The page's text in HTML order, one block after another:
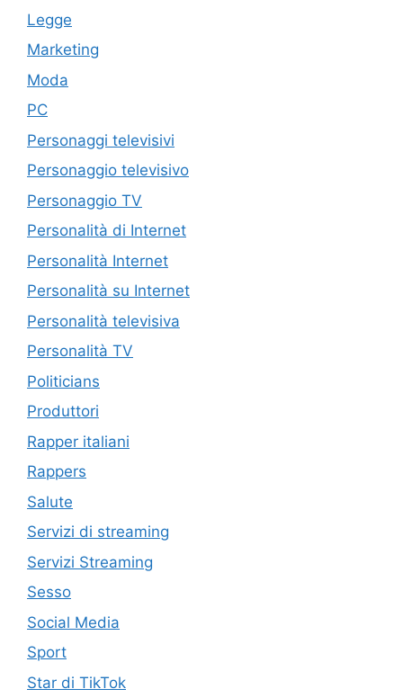
Legge
Marketing
Moda
PC
Personaggi televisivi
Personaggio televisivo
Personaggio TV
Personalità di Internet
Personalità Internet
Personalità su Internet
Personalità televisiva
Personalità TV
Politicians
Produttori
Rapper italiani
Rappers
Salute
Servizi di streaming
Servizi Streaming
Sesso
Social Media
Sport
Star di TikTok